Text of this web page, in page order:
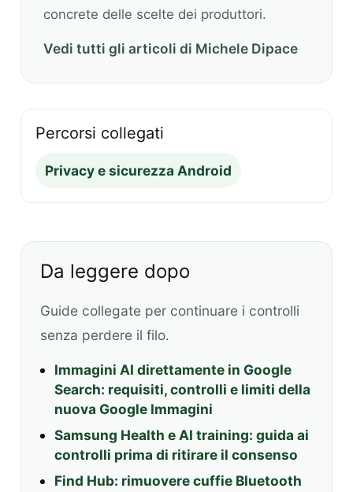
concrete delle scelte dei produttori.
Vedi tutti gli articoli di Michele Dipace
Percorsi collegati
Privacy e sicurezza Android
Da leggere dopo
Guide collegate per continuare i controlli
senza perdere il filo.
Immagini AI direttamente in Google
Search: requisiti, controlli e limiti della
nuova Google Immagini
Samsung Health e AI training: guida ai
controlli prima di ritirare il consenso
Find Hub: rimuovere cuffie Bluetooth